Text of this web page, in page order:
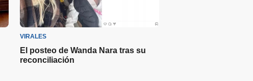
VIRALES
El posteo de Wanda Nara tras su
reconciliación